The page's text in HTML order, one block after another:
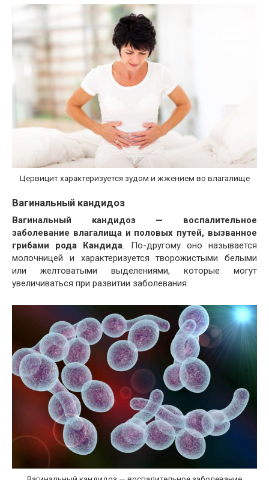
Цервицит характеризуется зудом и жжением во влагалище
Вагинальный кандидоз
Вагинальный кандидоз — воспалительное
заболевание влагалища и половых путей, вызванное
грибами рода Кандида. По-другому оно называется
молочницей и характеризуется творожистыми белыми
или желтоватыми выделениями, которые могут
увеличиваться при развитии заболевания.